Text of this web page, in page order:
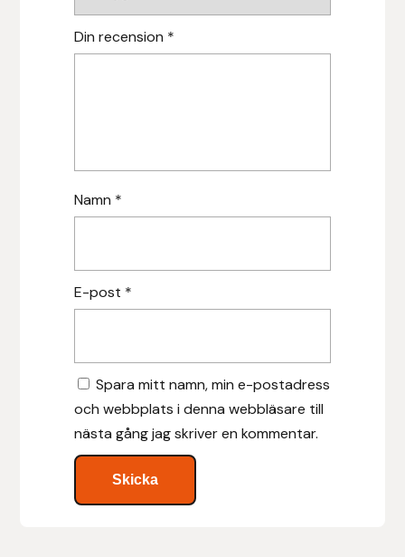
Din recension *
Namn *
E-post *
Spara mitt namn, min e-postadress
och webbplats i denna webbläsare till
nästa gång jag skriver en kommentar.
Klisterdekaler.se
Ky Rotary Bit